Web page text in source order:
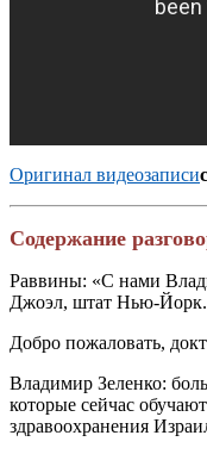
Оригинал видеозаписи
Содержание
Раввины: «С нами
Джоэл, штат Нью-Йорк.
Добро пожаловать,
Владимир Зеленко:
которые сейчас
здравоохранения